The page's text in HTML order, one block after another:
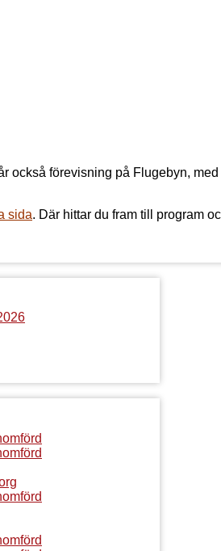
också förevisning på Flugebyn,
sida. Där hittar du fram till program